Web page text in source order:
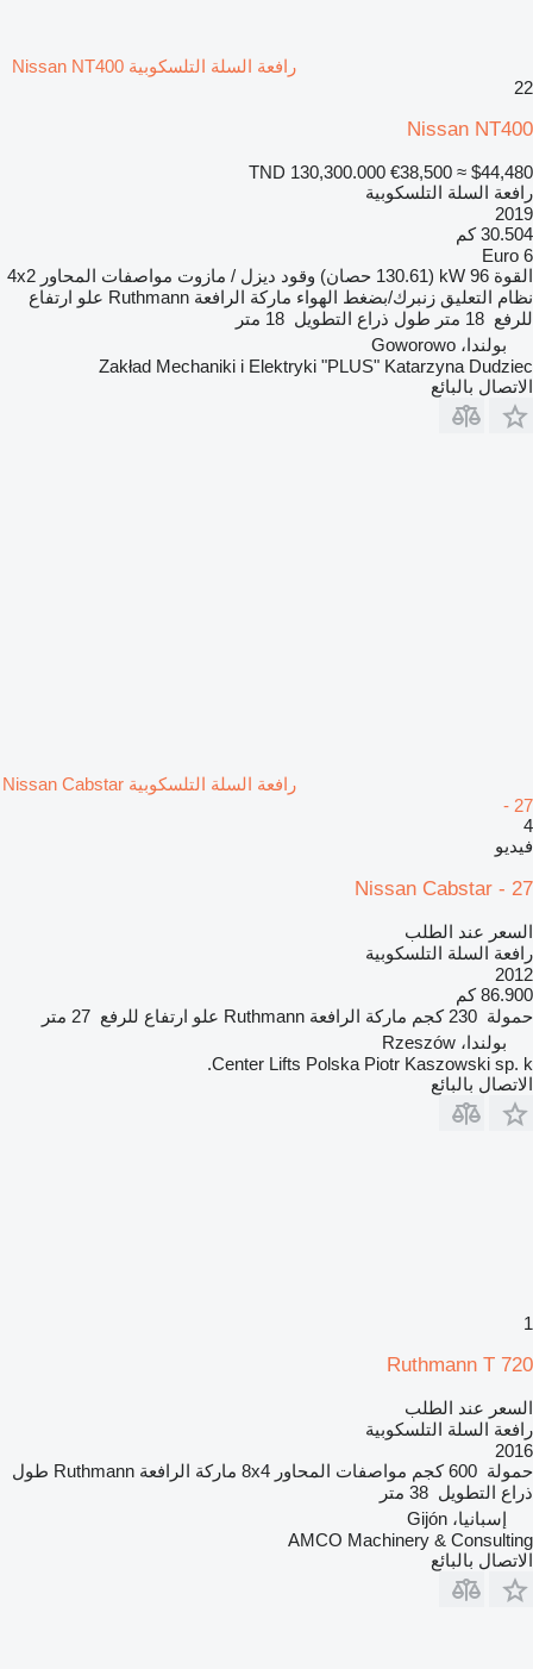
رافعة السلة التلسكوبية Nissan NT400
22
Nissan NT400
TND 130,300.000 €38,500 ≈ $44,480
رافعة السلة التلسكوبية
2019
30.504 كم
Euro 6
القوة 96 kW (130.61 حصان) وقود ديزل / مازوت مواصفات المحاور 4x2
نظام التعليق زنبرك/بضغط الهواء ماركة الرافعة Ruthmann علو ارتفاع
للرفع 18 متر طول ذراع التطويل 18 متر
بولندا، Goworowo
Zakład Mechaniki i Elektryki "PLUS" Katarzyna Dudziec
الاتصال بالبائع
رافعة السلة التلسكوبية Nissan Cabstar
- 27
4
فيديو
Nissan Cabstar - 27
السعر عند الطلب
رافعة السلة التلسكوبية
2012
86.900 كم
حمولة 230 كجم ماركة الرافعة Ruthmann علو ارتفاع للرفع 27 متر
بولندا، Rzeszów
Center Lifts Polska Piotr Kaszowski sp. k.
الاتصال بالبائع
1
Ruthmann T 720
السعر عند الطلب
رافعة السلة التلسكوبية
2016
حمولة 600 كجم مواصفات المحاور 8x4 ماركة الرافعة Ruthmann طول
ذراع التطويل 38 متر
إسبانيا، Gijón
AMCO Machinery & Consulting
الاتصال بالبائع